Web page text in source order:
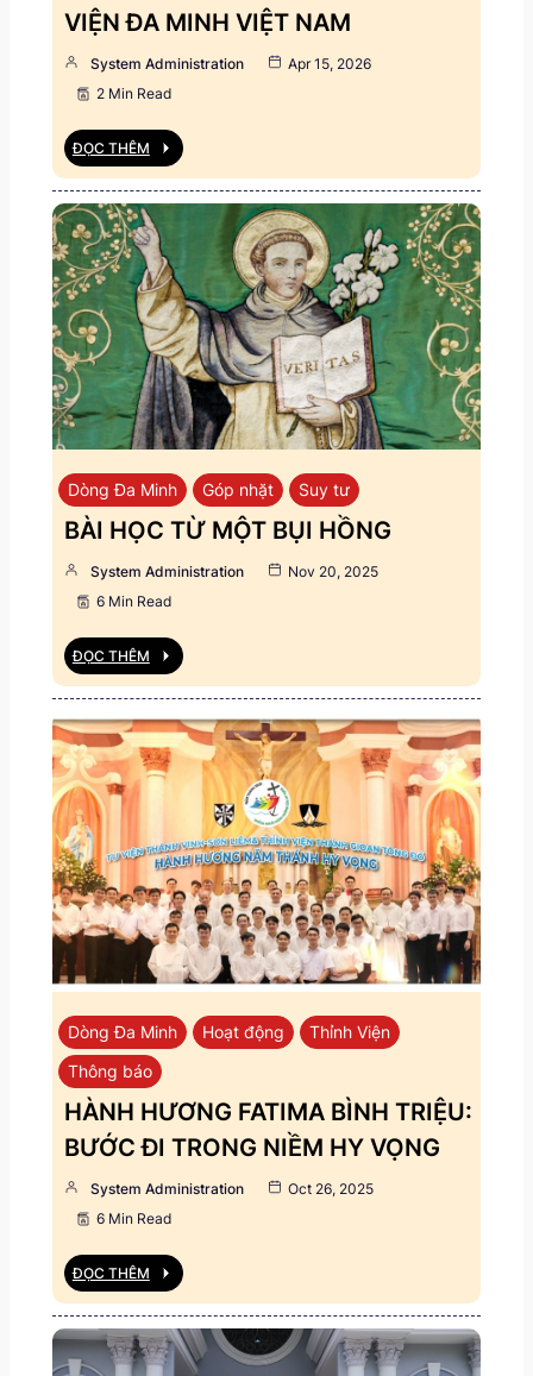
VIỆN ĐA MINH VIỆT NAM
System Administration
Apr 15, 2026
2 Min Read
ĐỌC THÊM
Dòng Đa Minh Góp nhặt Suy tư
BÀI HỌC TỪ MỘT BỤI HỒNG
System Administration
Nov 20, 2025
6 Min Read
ĐỌC THÊM
Dòng Đa Minh Hoạt động
Thỉnh Viện
Thông báo
HÀNH HƯƠNG FATIMA BÌNH TRIỆU:
BƯỚC ĐI TRONG NIỀM HY VỌNG
System Administration
Oct 26, 2025
6 Min Read
ĐỌC THÊM